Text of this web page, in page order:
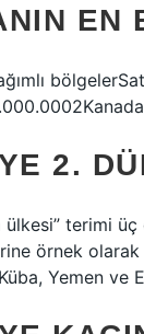
EN
2.
ülkesi” terimi
örnek olarak
Yemen ve